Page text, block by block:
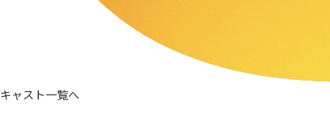
キャスト一覧へ